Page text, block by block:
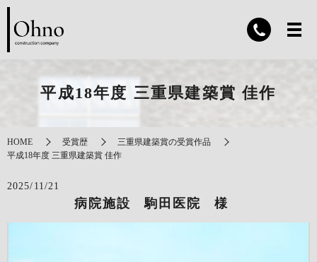
平成18年度 三重県建築賞 佳作
HOME 受賞歴
三重県建築賞の受賞作品
平成18年度 三重県建築賞 佳作
2025/11/21
病院施設 駒田医院 様